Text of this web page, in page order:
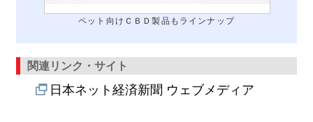
ペット向けＣＢＤ製品もラインナップ
関連リンク・サイト
日本ネット経済新聞 ウェブメディア